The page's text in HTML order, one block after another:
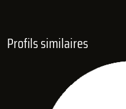
Profils similaires